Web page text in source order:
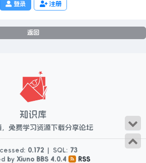
登录 注册
返回
知识库
免费学习资源下载分享论坛
0.172 SQL: 73
byXiuno BBS 4.0.4 RSS